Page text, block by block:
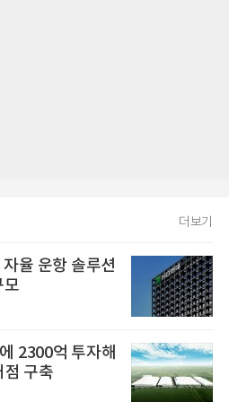
더보기
율 운항 솔루션
모
2300억 투자해
점 구축